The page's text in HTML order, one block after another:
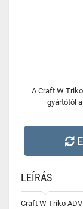
A Craft W
gyártótól
LEÍRÁS
Craft W Triko